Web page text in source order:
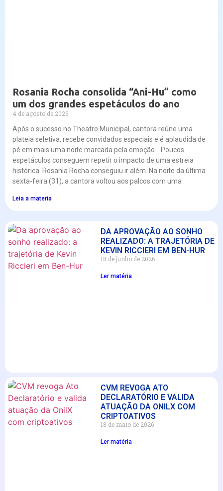
Rosania Rocha consolida “Ani-Hu” como
um dos grandes espetáculos do ano
4 de agosto de 2026
Após o sucesso no Theatro Municipal, cantora reúne uma
plateia seletiva, recebe convidados especiais e é aplaudida de
pé em mais uma noite marcada pela emoção. Poucos
espetáculos conseguem repetir o impacto de uma estreia
histórica. Rosania Rocha conseguiu ir além. Na noite da última
sexta-feira (31), a cantora voltou aos palcos com uma
Leia a materia
DA APROVAÇÃO AO SONHO
REALIZADO: A TRAJETÓRIA DE
KEVIN RICCIERI EM BEN-HUR
18 de junho de 2026
Ler matéria
CVM REVOGA ATO
DECLARATÓRIO E VALIDA
ATUAÇÃO DA ONILX COM
CRIPTOATIVOS
18 de maio de 2026
Ler matéria